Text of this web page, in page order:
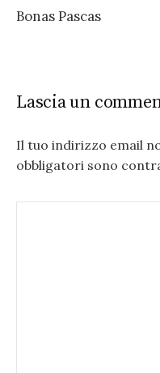
Bonas Pascas
Lascia un
Il tuo indirizzo email
obbligatori sono